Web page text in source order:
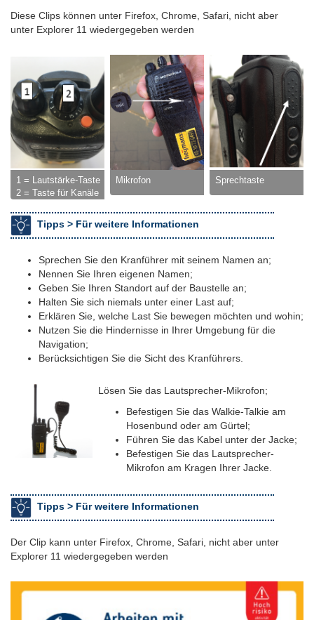
Diese Clips können unter Firefox, Chrome, Safari, nicht aber
unter Explorer 11 wiedergegeben werden
1 = Lautstärke-Taste
2 = Taste für Kanäle
Mikrofon Sprechtaste
Tipps > Für weitere Informationen
Sprechen Sie den Kranführer mit seinem Namen an;
Nennen Sie Ihren eigenen Namen;
Geben Sie Ihren Standort auf der Baustelle an;
Halten Sie sich niemals unter einer Last auf;
Erklären Sie, welche Last Sie bewegen möchten und wohin;
Nutzen Sie die Hindernisse in Ihrer Umgebung für die
Navigation;
Berücksichtigen Sie die Sicht des Kranführers.
Lösen Sie das Lautsprecher-Mikrofon;
Befestigen Sie das Walkie-Talkie am
Hosenbund oder am Gürtel;
Führen Sie das Kabel unter der Jacke;
Befestigen Sie das Lautsprecher-
Mikrofon am Kragen Ihrer Jacke.
Tipps > Für weitere Informationen
Der Clip kann unter Firefox, Chrome, Safari, nicht aber unter
Explorer 11 wiedergegeben werden